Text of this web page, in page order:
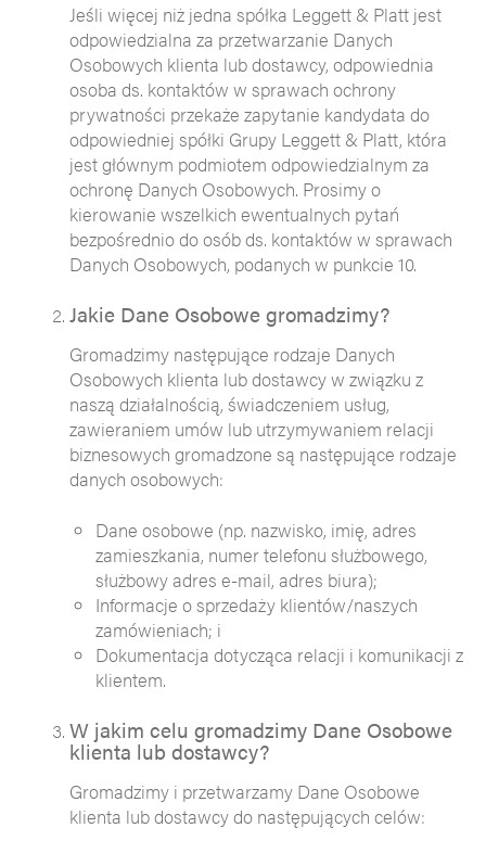
Jeśli więcej niż jedna spółka Leggett & Platt jest
odpowiedzialna za przetwarzanie Danych
Osobowych klienta lub dostawcy, odpowiednia
osoba ds. kontaktów w sprawach ochrony
prywatności przekaże zapytanie kandydata do
odpowiedniej spółki Grupy Leggett & Platt, która
jest głównym podmiotem odpowiedzialnym za
ochronę Danych Osobowych. Prosimy o
kierowanie wszelkich ewentualnych pytań
bezpośrednio do osób ds. kontaktów w sprawach
Danych Osobowych, podanych w punkcie 10.
Jakie Dane Osobowe gromadzimy?
Gromadzimy następujące rodzaje Danych
Osobowych klienta lub dostawcy w związku z
naszą działalnością, świadczeniem usług,
zawieraniem umów lub utrzymywaniem relacji
biznesowych gromadzone są następujące rodzaje
danych osobowych:
Dane osobowe (np. nazwisko, imię, adres
zamieszkania, numer telefonu służbowego,
służbowy adres e-mail, adres biura);
Informacje o sprzedaży klientów/naszych
zamówieniach; i
Dokumentacja dotycząca relacji i komunikacji z
klientem.
W jakim celu gromadzimy Dane Osobowe
klienta lub dostawcy?
Gromadzimy i przetwarzamy Dane Osobowe
klienta lub dostawcy do następujących celów: